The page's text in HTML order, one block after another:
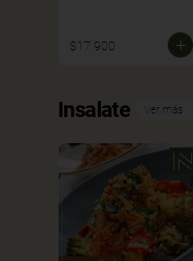
$17.900
Insalate Ver más